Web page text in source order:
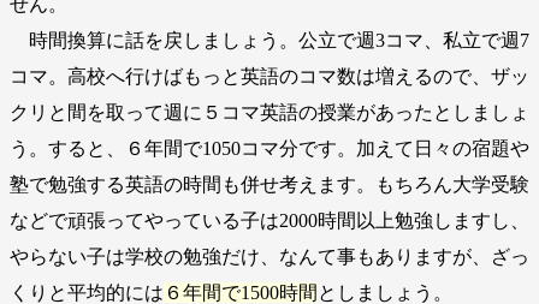
時間換算に話を戻しましょう。公立で週3コマ、私立で週7
コマ。高校へ行けばもっと英語のコマ数は増えるので、ザッ
クリと間を取って週に５コマ英語の授業があったとしましょ
う。すると、６年間で1050コマ分です。加えて日々の宿題や
塾で勉強する英語の時間も併せ考えます。もちろん大学受験
などで頑張ってやっている子は2000時間以上勉強しますし、
やらない子は学校の勉強だけ、なんて事もありますが、ざっ
くりと平均的には ６年間で1500時間 としましょう。